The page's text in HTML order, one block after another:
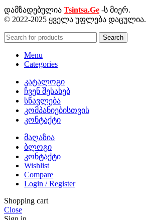
დამზადებულია Tsintsa.Ge -ს მიერ.
© 2022-2025 ყველა უფლება დაცულია.
Search
Menu
Categories
კატალოგი
ჩვენ შესახებ
სწავლება
კომპანიებისთვის
კონტაქტი
მაღაზია
ბლოგი
კონტაქტი
Wishlist
Compare
Login / Register
Shopping cart
Close